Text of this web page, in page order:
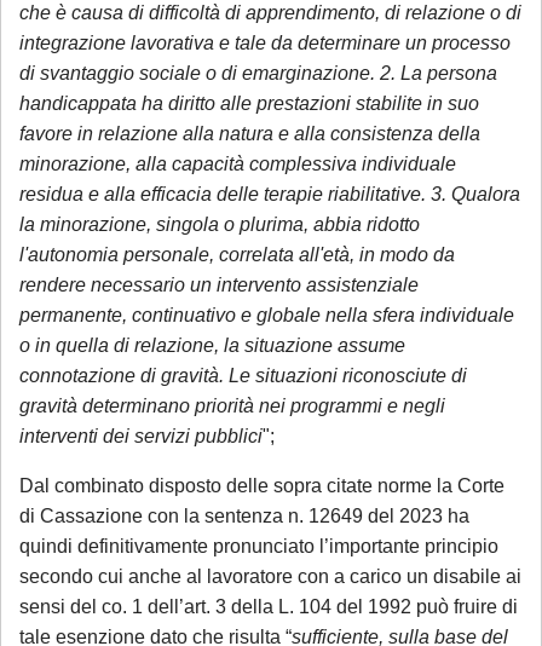
che è causa di difficoltà di apprendimento, di relazione o di
integrazione lavorativa e tale da determinare un processo
di svantaggio sociale o di emarginazione. 2. La persona
handicappata ha diritto alle prestazioni stabilite in suo
favore in relazione alla natura e alla consistenza della
minorazione, alla capacità complessiva individuale
residua e alla efficacia delle terapie riabilitative. 3. Qualora
la minorazione, singola o plurima, abbia ridotto
l'autonomia personale, correlata all'età, in modo da
rendere necessario un intervento assistenziale
permanente, continuativo e globale nella sfera individuale
o in quella di relazione, la situazione assume
connotazione di gravità. Le situazioni riconosciute di
gravità determinano priorità nei programmi e negli
interventi dei servizi pubblici";
Dal combinato disposto delle sopra citate norme la Corte
di Cassazione con la sentenza n. 12649 del 2023 ha
quindi definitivamente pronunciato l’importante principio
secondo cui anche al lavoratore con a carico un disabile ai
sensi del co. 1 dell’art. 3 della L. 104 del 1992 può fruire di
tale esenzione dato che risulta “sufficiente, sulla base del